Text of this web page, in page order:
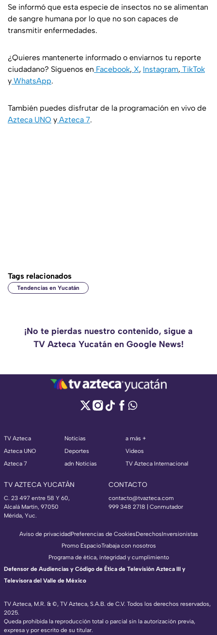
Se informó que esta especie de insectos no se alimentan
de sangre humana por lo que no son capaces de
transmitir enfermedades.
¿Quieres mantenerte informado o enviarnos tu reporte
ciudadano? Síguenos en Facebook, X, Instagram, TikTok
y WhatsApp.
También puedes disfrutar de la programación en vivo de
Azteca UNO y Azteca 7.
Tags relacionados
Tendencias en Yucatán
¡No te pierdas nuestro contenido, sigue a
TV Azteca Yucatán en Google News!
TV Azteca
Azteca UNO
Azteca 7
Noticias
Deportes
adn Noticias
a más +
Videos
TV Azteca Internacional
TV AZTECA YUCATÁN
C. 23 497 entre 58 Y 60,
Alcalá Martín, 97050
Mérida, Yuc.
CONTACTO
contacto@tvazteca.com
999 348 2718 | Conmutador
TV Azteca, M.R. & ©, TV Azteca, S.A.B. de C.V. Todos los derechos reservados,
2025.
Queda prohibida la reproducción total o parcial sin la autorización previa,
expresa y por escrito de su titular.
Aviso de privacidadPreferencias de CookiesDerechosInversionistas
Promo EspacioTrabaja con nosotros
Programa de ética, integridad y cumplimiento
Defensor de Audiencias y Código de Ética de Televisión Azteca III y
Televisora del Valle de México